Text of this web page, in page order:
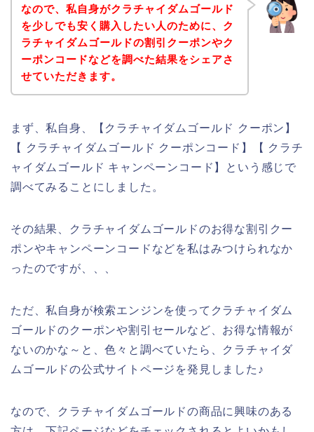
なので、私自身がクラチャイダムゴールド
を少しでも安く購入したい人のために、ク
ラチャイダムゴールドの割引クーポンやク
ーポンコードなどを調べた結果をシェアさ
せていただきます。
まず、私自身、【クラチャイダムゴールド クーポン】
【 クラチャイダムゴールド クーポンコード】【 クラチ
ャイダムゴールド キャンペーンコード】という感じで
調べてみることにしました。
その結果、クラチャイダムゴールドのお得な割引クー
ポンやキャンペーンコードなどを私はみつけられなか
ったのですが、、、
ただ、私自身が検索エンジンを使ってクラチャイダム
ゴールドのクーポンや割引セールなど、お得な情報が
ないのかな～と、色々と調べていたら、クラチャイダ
ムゴールドの公式サイトページを発見しました♪
なので、クラチャイダムゴールドの商品に興味のある